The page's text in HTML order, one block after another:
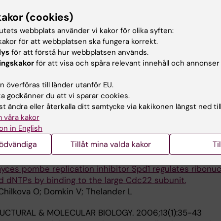
Wermeling F; Bostrom EA; Bostrom PA
2015;11(2):e1004971
complex and mediator regulate a subset of
embryo development.
Tang M; Holmqvist P-H; Mannervik M
RESEARCH.
2007;35(19):6588-6597
and lagging strand DNA polymerases are loaded onto
but have comparable processivity in the
Isoz I; Stith CM; Grabowski P; Lundström E-B; Burgers
Alla
BIOLOGICAL CHEMISTRY.2006;281(3):1778-1783
pombe replication inhibitor Spd1 regulates
dNTPs by binding to the large Cdc22 subunit.
O; Domkin V; Thelander L
& MOLECULAR BIOLOGY. 2006;13(1):35-43
(cookies)
webbplats använder vi kakor för olika syften:
för att webbplatsen ska fungera korrekt.
för att förstå hur webbplatsen används.
för att visa och spåra relevant innehåll och
överföras till länder utanför EU.
godkänner du att vi sparar cookies.
ändra eller återkalla ditt samtycke via kakikonen längst ned
våra kakor
in English
Tillåt mina valda kakor